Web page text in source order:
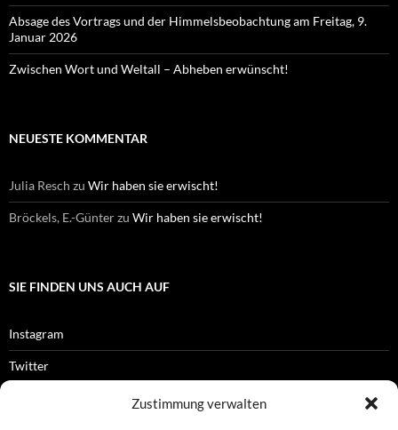
Zustimmung verwalten
Absage des Vortrags und der Himmelsbeobachtung am Freitag, 9.
Januar 2026
Zwischen Wort und Weltall – Abheben erwünscht!
NEUESTE KOMMENTAR
Julia Resch zu Wir haben sie erwischt!
Bröckels, E.-Günterzu Wir haben sie erwischt!
SIE FINDEN UNS AUCH AUF
Instagram
Twitter